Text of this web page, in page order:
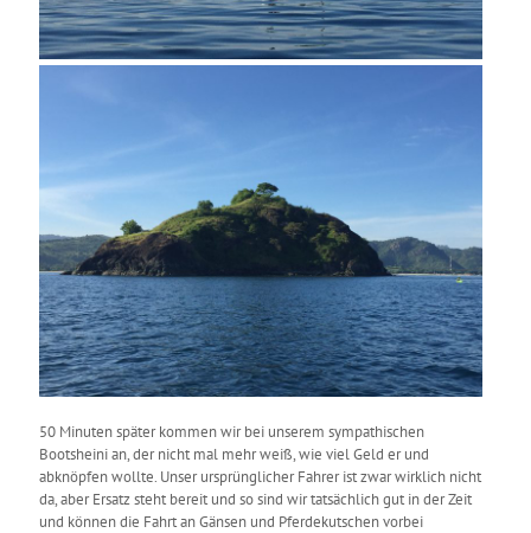
50 Minuten später kommen wir bei unserem sympathischen
Bootsheini an, der nicht mal mehr weiß, wie viel Geld er und
abknöpfen wollte. Unser ursprünglicher Fahrer ist zwar wirklich nicht
da, aber Ersatz steht bereit und so sind wir tatsächlich gut in der Zeit
und können die Fahrt an Gänsen und Pferdekutschen vorbei